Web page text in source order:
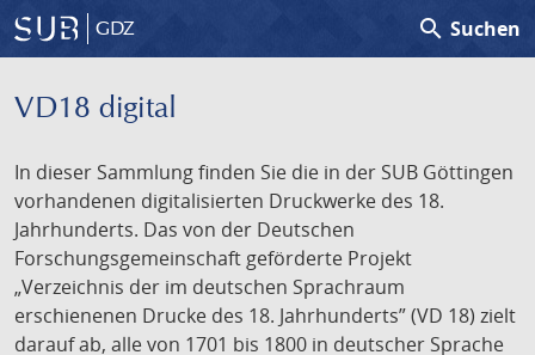
GDZ search Suchen
VD18 digital
In dieser Sammlung finden Sie die in der SUB Göttingen
vorhandenen digitalisierten Druckwerke des 18.
Jahrhunderts. Das von der Deutschen
Forschungsgemeinschaft geförderte Projekt
„Verzeichnis der im deutschen Sprachraum
erschienenen Drucke des 18. Jahrhunderts” (VD 18) zielt
darauf ab, alle von 1701 bis 1800 in deutscher Sprache